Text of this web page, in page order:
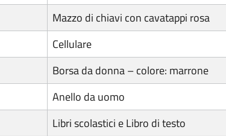
Mazzo di chiavi con cavatappi rosa
Cellulare
Borsa da donna – colore: marrone
Anello da uomo
Libri scolastici e Libro di testo